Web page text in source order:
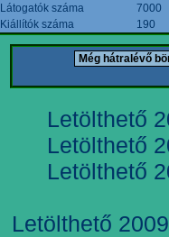
Látogatók száma
7000
Kiállítók száma
190
Letölthető
Letölthető
Letölthető
Letölthető